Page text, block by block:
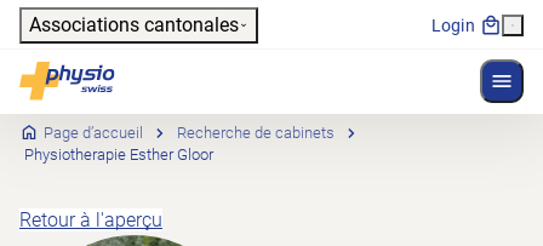
Header
Associations cantonales Login
Physioswiss
Navigation principale
Page d’accueil
Recherche de cabinets
Physiotherapie Esther Gloor
Retour à l'aperçu